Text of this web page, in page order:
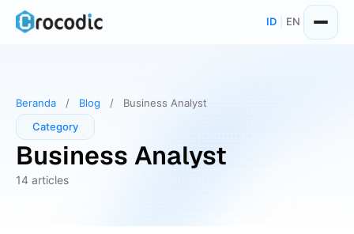
Skip
ID EN
Beranda / Blog /
Business Analyst
Category
Business Analyst
14 articles